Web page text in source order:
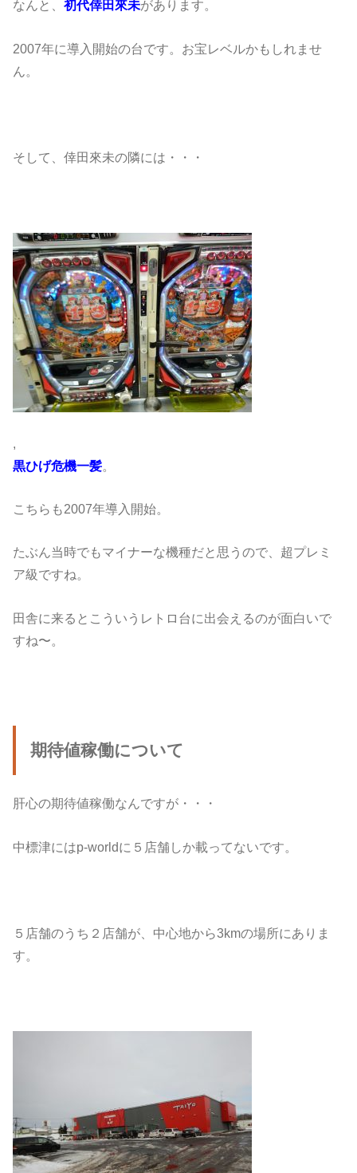
なんと、初代倖田來未があります。
2007年に導入開始の台です。お宝レベルかもしれませ
ん。
そして、倖田來未の隣には・・・
,
黒ひげ危機一髪。
こちらも2007年導入開始。
たぶん当時でもマイナーな機種だと思うので、超プレミ
ア級ですね。
田舎に来るとこういうレトロ台に出会えるのが面白いで
すね〜。
期待値稼働について
肝心の期待値稼働なんですが・・・
中標津にはp-worldに５店舗しか載ってないです。
５店舗のうち２店舗が、中心地から3kmの場所にありま
す。